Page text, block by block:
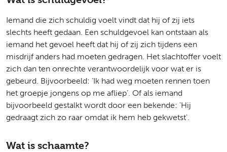
Iemand die zich schuldig voelt vindt dat hij of zij iets
slechts heeft gedaan. Een schuldgevoel kan ontstaan als
iemand het gevoel heeft dat hij of zij zich tijdens een
misdrijf anders had moeten gedragen. Het slachtoffer voelt
zich dan ten onrechte verantwoordelijk voor wat er is
gebeurd. Bijvoorbeeld: ‘Ik had weg moeten rennen toen
het groepje jongens op me afliep’. Of als iemand
bijvoorbeeld gestalkt wordt door een bekende: 'Hij
gedraagt zich zo raar omdat ik hem heb gekwetst'.
Wat is schaamte?